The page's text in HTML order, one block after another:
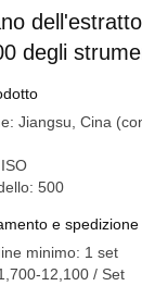
degli
ritrattabile
Jiangsu, Cina
500
e spedizione
minimo: 1 set
12,100 / Set